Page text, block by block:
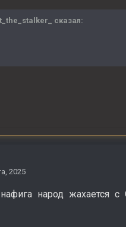
сказал:
2025
народ жахается